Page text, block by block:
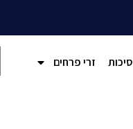
סיכות זרי פרחים